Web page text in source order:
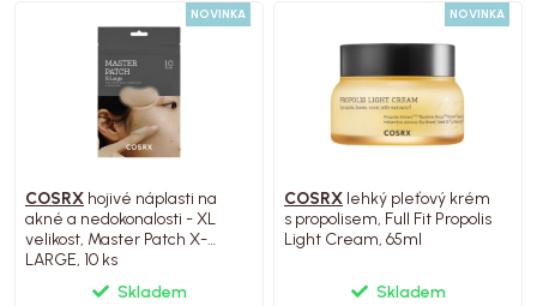
NOVINKA
COSRX hojivé náplasti na
akné a nedokonalosti - XL
velikost, Master Patch X-
LARGE, 10 ks
Skladem
NOVINKA
COSRX lehký pleťový krém
s propolisem, Full Fit Propolis
Light Cream, 65ml
Skladem